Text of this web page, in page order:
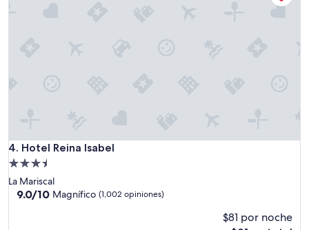
i
e
n
”
4. Hotel Reina Isabel
Hotel Reina Isabel
Propiedad
de
3.5
La Mariscal
9.0
9.0/10 Magnífico (1,002 opiniones)
$81 por noche